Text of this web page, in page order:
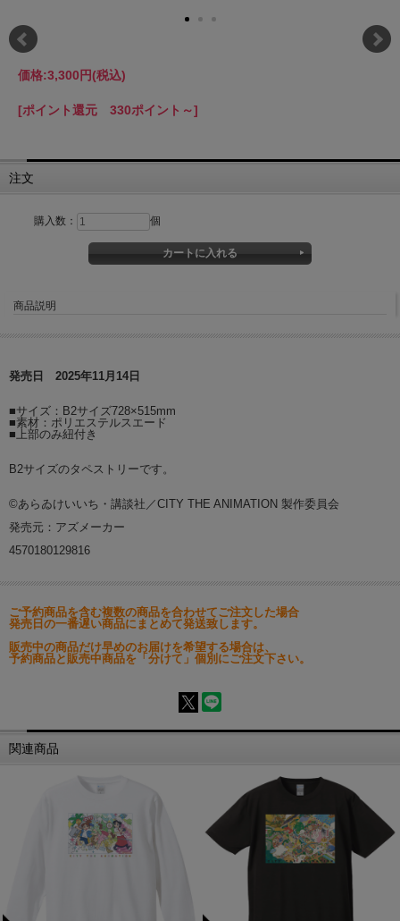
価格:3,300円(税込)
[ポイント還元 330ポイント～]
注文
購入数： 個
商品説明
発売日 2025年11月14日
■サイズ：B2サイズ728×515mm
■素材：ポリエステルスエード
■上部のみ紐付き
B2サイズのタペストリーです。
©あらゐけいいち・講談社／CITY THE ANIMATION 製作委員会
発売元：アズメーカー
4570180129816
ご予約商品を含む複数の商品を合わせてご注文した場合
発売日の一番遅い商品にまとめて発送致します。
販売中の商品だけ早めのお届けを希望する場合は、
予約商品と販売中商品を「分けて」個別にご注文下さい。
関連商品